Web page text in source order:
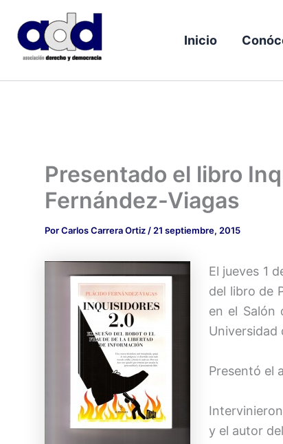
contenido
Inicio
Presentado el libro
Fernández-Viagas
PorCarlos Carrera Ortiz / 21 septiembre, 2015
El jueves 1
del libro de
en el Salón
Universidad
Presentó el
y el autor